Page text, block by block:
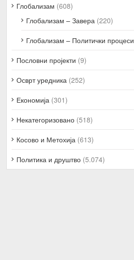
Глобализам (608)
Глобализам – Завера (220)
Глобализам – Политички процеси
Пословни пројекти (9)
Осврт уредника (252)
Економија (301)
Некатегоризовано (518)
Косово и Метохија (613)
Политика и друштво (5.074)